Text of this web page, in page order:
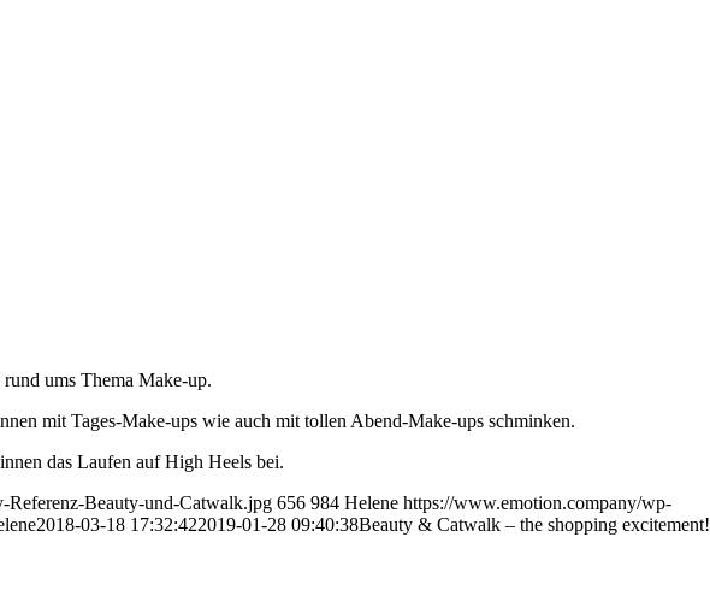
ums Thema Make-up.
mit Tages-Make-ups wie auch mit tollen Abend-Make-ups schminken.
das Laufen auf High Heels bei.
Referenz-Beauty-und-Catwalk.jpg 656 984 Helene https://www.emotion.company/wp-
2018-03-18 17:32:422019-01-28 09:40:38Beauty & Catwalk – the shopping excitement!